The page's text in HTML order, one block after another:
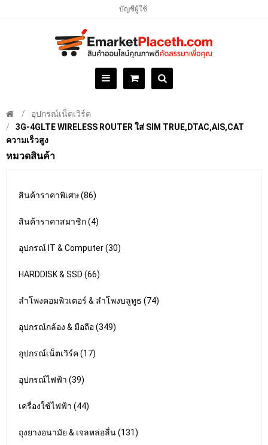
บัญชีผู้ใช้
อุปกรณ์เน็ตเวิร์ค
3G-4GLTE WIRELESS ROUTER ใส่ SIM TRUE,DTAC,AIS,CAT
ความเร็วสูง
หมวดสินค้า
สินค้าราคาพิเศษ (86)
สินค้าราคาสมาชิก (4)
อุปกรณ์ IT & Computer (30)
HARDDISK & SSD (66)
ลำโพงคอมพิวเตอร์ & ลำโพงบลูทูธ (74)
อุปกรณ์กล้อง & มือถือ (349)
อุปกรณ์เน็ตเวิร์ค (17)
อุปกรณ์ไฟฟ้า (39)
เครื่องใช้ไฟฟ้า (44)
ถุงยางอนามัย & เจลหล่อลื่น (131)